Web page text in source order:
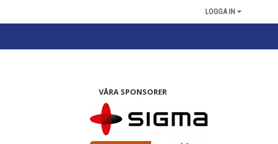
LOGGA IN
VÅRA SPONSORER